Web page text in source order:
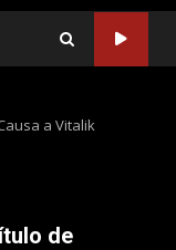
a Vitalik
de